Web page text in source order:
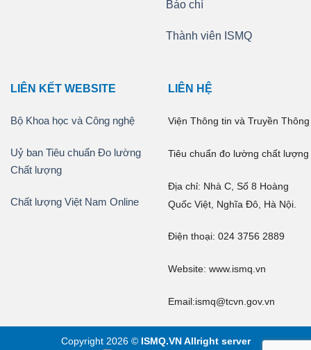
Báo chí
Thành viên ISMQ
LIÊN KẾT WEBSITE
Bộ Khoa học và Công nghệ
Uỷ ban Tiêu chuẩn Đo lường
Chất lượng
Chất lượng Việt Nam Online
LIÊN HỆ
Viện Thông tin và Truyền Thông
Tiêu chuẩn đo lường chất lượng
Địa chỉ: Nhà C, Số 8 Hoàng
Quốc Việt, Nghĩa Đô, Hà Nội.
Điện thoại: 024 3756 2889
Website: www.ismq.vn
Email:ismq@tcvn.gov.vn
Copyright 2026 © ISMQ.VN Allright server